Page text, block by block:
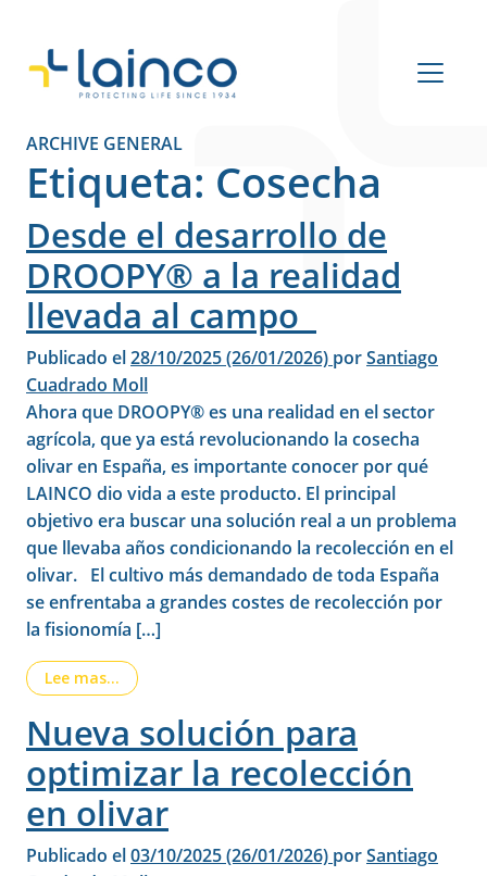
Navegación principal
ARCHIVE GENERAL
Etiqueta: Cosecha
Desde el desarrollo de
DROOPY® a la realidad
llevada al campo
Publicado el28/10/2025(26/01/2026) porSantiago
Cuadrado Moll
Ahora que DROOPY® es una realidad en el sector
agrícola, que ya está revolucionando la cosecha
olivar en España, es importante conocer por qué
LAINCO dio vida a este producto. El principal
objetivo era buscar una solución real a un problema
que llevaba años condicionando la recolección en el
olivar. El cultivo más demandado de toda España
se enfrentaba a grandes costes de recolección por
la fisionomía […]
Lee mas… from Desde el desarrollo de DROOPY® a la
Nueva solución para
optimizar la recolección
en olivar
Publicado el03/10/2025(26/01/2026) porSantiago